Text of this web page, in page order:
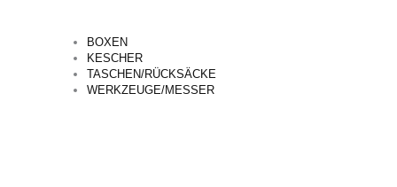
BOXEN
KESCHER
TASCHEN/RÜCKSÄCKE
WERKZEUGE/MESSER